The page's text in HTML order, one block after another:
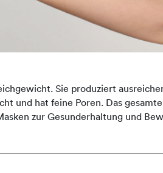
Sie produziert
und hat feine Poren. Das
zur Gesunderhaltung und